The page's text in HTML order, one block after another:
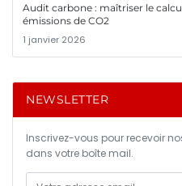
Audit carbone : maîtriser le
émissions de CO2
1 janvier 2026
NEWSLETTER
Inscrivez-vous pour recevoir
dans votre boîte mail.